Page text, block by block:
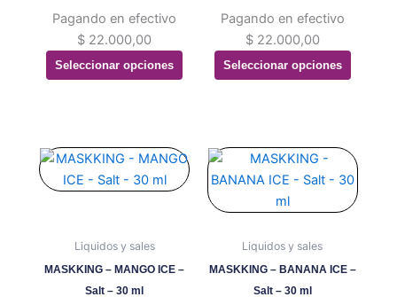
Pagando en efectivo
$ 22.000,00
Seleccionar opciones
pueden
elegir
en
producto
Pagando en efectivo
$22.000,00
Seleccionar opciones
pueden
elegir
en
producto
Liquidos y sales
MASKKING – MANGO ICE –
Salt – 30 ml
Este
producto
variantes.
Las
opciones
Liquidos y sales
MASKKING – BANANA ICE –
Salt – 30 ml
Este
producto
tiene
variantes.
Las
opciones